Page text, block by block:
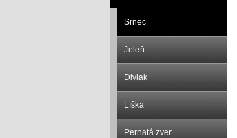
Srnec
Jeleň
Diviak
Líška
Pernatá zver